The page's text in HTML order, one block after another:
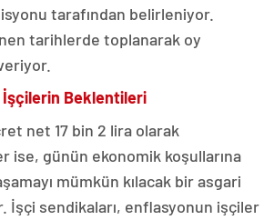
tarafından belirleniyor.
tarihlerde toplanarak oy
İşçilerin Beklentileri
net 17 bin 2 lira olarak
ise, günün ekonomik koşullarına
mümkün kılacak bir asgari
İşçi sendikaları, enflasyonun işçiler